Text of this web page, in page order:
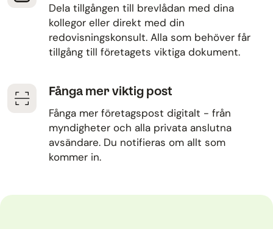
Dela tillgången till brevlådan med dina
kollegor eller direkt med din
redovisningskonsult. Alla som behöver får
tillgång till företagets viktiga dokument.
Fånga mer viktig post
Fånga mer företagspost digitalt - från
myndigheter och alla privata anslutna
avsändare. Du notifieras om allt som
kommer in.